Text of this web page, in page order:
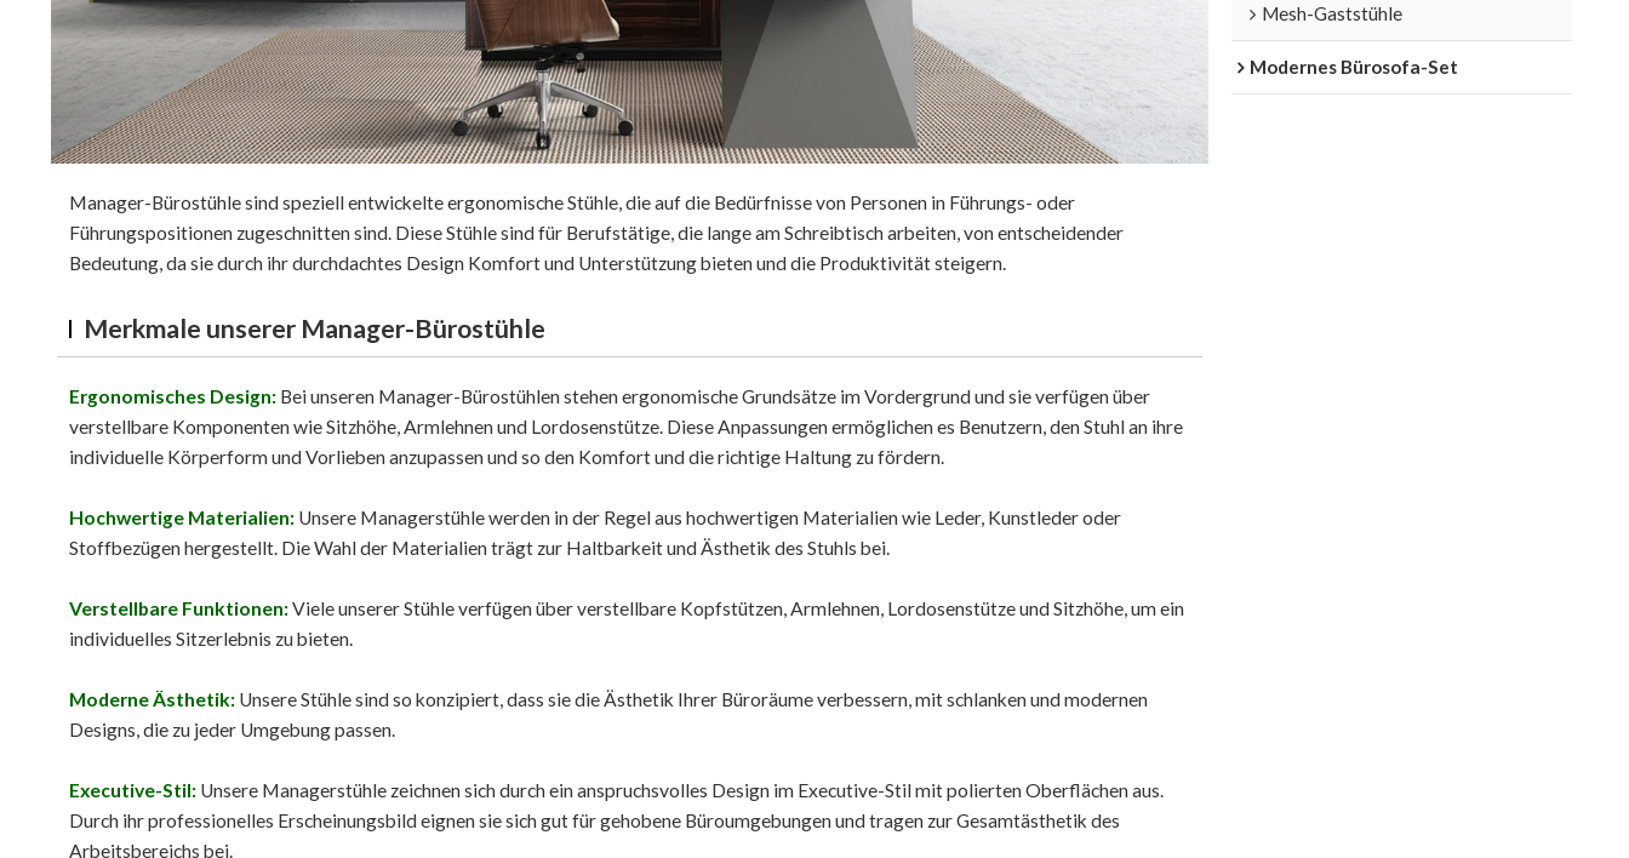
Manager-Bürostühle sind speziell entwickelte ergonomische Stühle, die auf die Bedürfnisse von Personen in Führungs- oder
Führungspositionen zugeschnitten sind. Diese Stühle sind für Berufstätige, die lange am Schreibtisch arbeiten, von entscheidender
Bedeutung, da sie durch ihr durchdachtes Design Komfort und Unterstützung bieten und die Produktivität steigern.
Merkmale unserer Manager-Bürostühle
Ergonomisches Design:Bei unseren Manager-Bürostühlen stehen ergonomische Grundsätze im Vordergrund und sie verfügen über
verstellbare Komponenten wie Sitzhöhe, Armlehnen und Lordosenstütze. Diese Anpassungen ermöglichen es Benutzern, den Stuhl an ihre
individuelle Körperform und Vorlieben anzupassen und so den Komfort und die richtige Haltung zu fördern.
Hochwertige Materialien:Unsere Managerstühle werden in der Regel aus hochwertigen Materialien wie Leder, Kunstleder oder
Stoffbezügen hergestellt. Die Wahl der Materialien trägt zur Haltbarkeit und Ästhetik des Stuhls bei.
Verstellbare Funktionen:Viele unserer Stühle verfügen über verstellbare Kopfstützen, Armlehnen, Lordosenstütze und Sitzhöhe, um ein
individuelles Sitzerlebnis zu bieten.
Moderne Ästhetik:Unsere Stühle sind so konzipiert, dass sie die Ästhetik Ihrer Büroräume verbessern, mit schlanken und modernen
Designs, die zu jeder Umgebung passen.
Executive-Stil:Unsere Managerstühle zeichnen sich durch ein anspruchsvolles Design im Executive-Stil mit polierten Oberflächen aus.
Durch ihr professionelles Erscheinungsbild eignen sie sich gut für gehobene Büroumgebungen und tragen zur Gesamtästhetik des
Arbeitsbereichs bei.
Mesh-Gaststühle
Modernes Bürosofa-Set